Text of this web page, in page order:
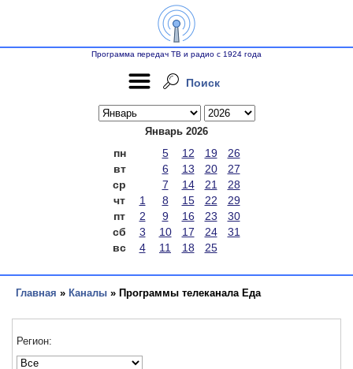
Программа передач ТВ и радио с 1924 года
Поиск
Январь 2026
пн 5 12 19
26
вт
6 13 20
27
ср
7 14 21
28
чт
1 8 15 22
29
пт
2 9 16 23
30
сб
3 10 17 24
31
вс
4 11 18 25
Главная » Каналы » Программы телеканала Еда
Регион: